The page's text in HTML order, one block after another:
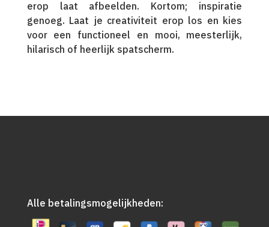
erop laat afbeelden. Kortom; inspiratie
genoeg. Laat je creativiteit erop los en kies
voor een functioneel en mooi, meesterlijk,
hilarisch of heerlijk spatscherm.
Alle betalingsmogelijkheden: